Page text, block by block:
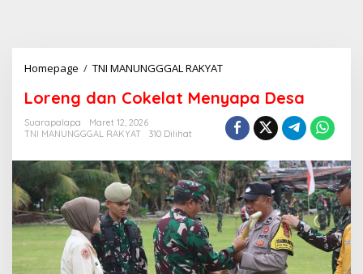
Homepage / TNI MANUNGGGAL RAKYATLoreng
Cokelat
Menyapa
Desa
Loreng dan Cokelat Menyapa Desa
Suarapalapa
Maret 12, 2026
TNI MANUNGGGAL RAKYAT
310 Dilihat